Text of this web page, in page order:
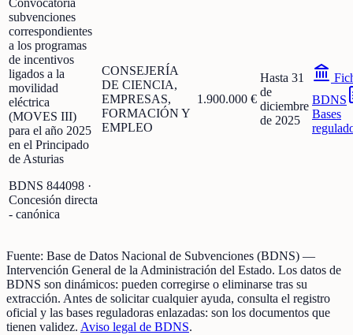
Convocatoria
subvenciones
correspondientes
a los programas
de incentivos
ligados a la
movilidad
eléctrica
(MOVES III)
para el año 2025
en el Principado
de Asturias
BDNS 844098 ·
Concesión directa
- canónica
CONSEJERÍA
DE CIENCIA,
EMPRESAS,
FORMACIÓN Y
EMPLEO
1.900.000 €
Hasta 31
de
diciembre
de 2025
BDNS
Bases
Fuente: Base de Datos Nacional de Subvenciones (BDNS) —
Intervención General de la Administración del Estado. Los datos de
BDNS son dinámicos: pueden corregirse o eliminarse tras su
extracción. Antes de solicitar cualquier ayuda, consulta el registro
oficial y las bases reguladoras enlazadas: son los documentos que
tienen validez. Aviso legal de BDNS.